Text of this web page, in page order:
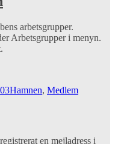
arbetsgrupper.
Arbetsgrupper i menyn.
Hamnen, Medlem
en mejladress i